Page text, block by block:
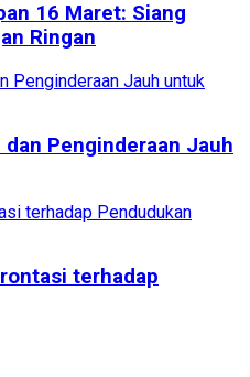
16 Maret: Siang
Ringan
dan Penginderaan Jauh
terhadap